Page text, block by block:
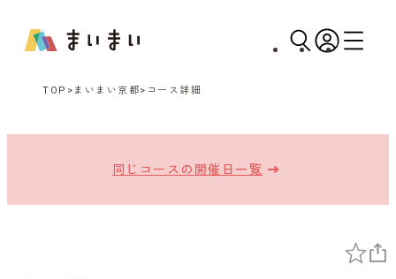
TOP まいまい京都 コース詳細
同じコースの開催日一覧